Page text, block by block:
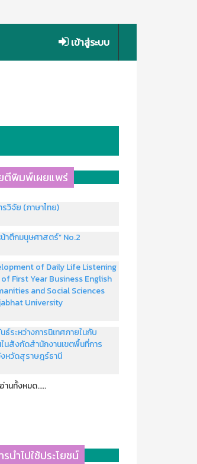
เข้าสู่ระบบ
ตีพิมพ์เผยแพร่
วิจัย (ภาษาไทย)
าตึกมนุษศาสตร์” No.2
of Daily Life Listening
First Year Business English
and Social Sciences
University
ระหว่างการนิเทศภายในกับ
นสังกัดสำนักงานเขตพื้นที่การ
งหวัดสุราษฎร์ธานี
านทั้งหมด.....
นำไปใช้ประโยชน์